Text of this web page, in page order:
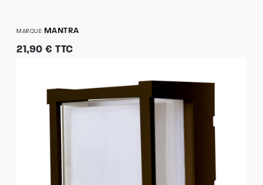
MARQUE MANTRA
21,90 € TTC